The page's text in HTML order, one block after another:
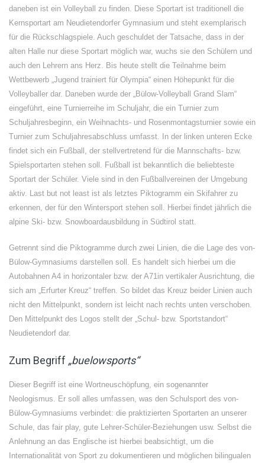
daneben ist ein Volleyball zu finden. Diese Sportart ist traditionell die
Kernsportart am Neudietendorfer Gymnasium und steht exemplarisch
für die Rückschlagspiele. Auch geschuldet der Tatsache, dass in der
alten Halle nur diese Sportart möglich war, wuchs sie den Schülern und
auch den Lehrern ans Herz. Bis heute stellt die Teilnahme beim
Wettbewerb „Jugend trainiert für Olympia“ einen Höhepunkt für die
Volleyballer dar. Daneben wurde der „Bülow-Volleyball Grand Slam“
eingeführt, eine Turnierreihe im Schuljahr, die ein Turnier zum
Schuljahresbeginn, ein Weihnachts- und Rosenmontagsturnier sowie ein
Turnier zum Schuljahresabschluss umfasst. In der linken unteren Ecke
findet sich ein Fußball, der stellvertretend für die Mannschafts- bzw.
Spielsportarten stehen soll. Fußball ist bekanntlich die beliebteste
Sportart der Schüler. Viele sind in den Fußballvereinen der Umgebung
aktiv. Last but not least ist als letztes Piktogramm ein Skifahrer zu
erkennen, der für den Wintersport stehen soll. Hierbei findet jährlich die
alpine Ski- bzw. Snowboardausbildung in Südtirol statt.
Getrennt sind die Piktogramme durch zwei Linien, die die Lage des von-
Bülow-Gymnasiums darstellen soll. Es handelt sich hierbei um die
Autobahnen A4 in horizontaler bzw. der A71in vertikaler Ausrichtung, die
sich am „Erfurter Kreuz“ treffen. So bildet das Kreuz beider Linien auch
nicht den Mittelpunkt, sondern ist leicht nach rechts unten verschoben.
Den Mittelpunkt des Logos stellt der „Schul- bzw. Sportstandort“
Neudietendorf dar.
Zum Begriff „buelowsports“
Dieser Begriff ist eine Wortneuschöpfung, ein sogenannter
Neologismus. Er soll alles umfassen, was den Schulsport des von-
Bülow-Gymnasiums verbindet: die praktizierten Sportarten an unserer
Schule, das fair play, gute Lehrer-Schüler-Beziehungen usw. Selbst die
Anlehnung an das Englische ist hierbei beabsichtigt, um die
Internationalität von Sport zu dokumentieren und möglichen bilingualen